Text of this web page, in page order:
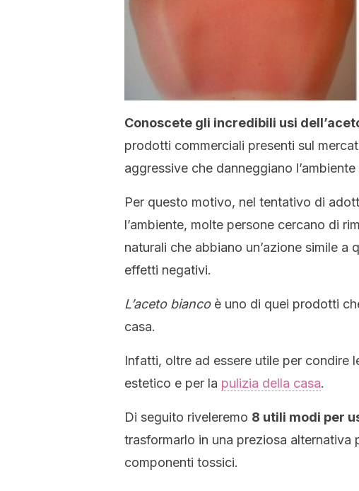
Conoscete gli incredibili usi
prodotti commerciali presenti sul
aggressive che danneggiano
Per questo motivo, nel tentativo di
l’ambiente, molte persone cercano di
naturali che abbiano un’azione simile
effetti negativi.
L’aceto biancoè uno di quei prodotti
casa.
Infatti, oltre ad essere utile per condire
estetico e per la pulizia della casa.
Di seguito riveleremo 8 utili modi per
trasformarlo in una preziosa
componenti tossici.